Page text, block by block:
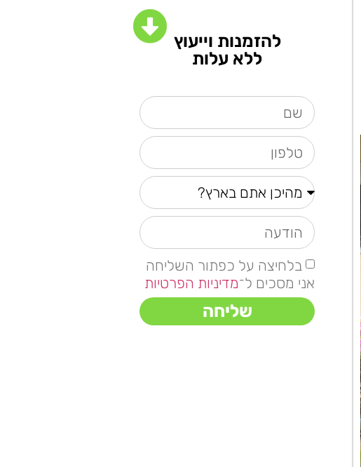
להזמנות וייעוץ
ללא עלות
בלחיצה על כפתור השליחה
אני מסכים ל־מדיניות הפרטיות
שליחה